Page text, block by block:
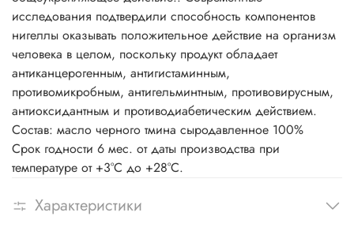
исследования подтвердили способность компонентов
нигеллы оказывать положительное действие на организм
человека в целом, поскольку продукт обладает
антиканцерогенным, антигистаминным,
противомикробным, антигельминтным, противовирусным,
антиоксидантным и противодиабетическим действием.
Состав: масло черного тмина сыродавленное 100%
Срок годности 6 мес. от даты производства при
температуре от +3°С до +28°С.
Характеристики